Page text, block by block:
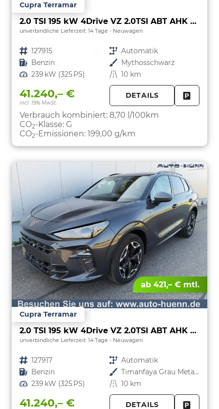
Cupra Terramar
2.0 TSI 195 kW 4Drive VZ 2.0TSI ABT AHK ACC el. Hk
unverbindliche Lieferzeit: 14 Tage Neuwagen
Fahrzeugnr. 127915 Getriebe Automatik
Kraftstoff Benzin Außenfarbe Mythosschwarz
Leistung 239 kW (325 PS) Kilometerstand 10 km
41.240,– €
incl. 19% MwSt.
DETAILS
Verbrauch kombiniert: 8,70 l/100km
CO2-Klasse: G
CO2-Emissionen: 199,00 g/km
ab 421,– € mtl.
Cupra Terramar
2.0 TSI 195 kW 4Drive VZ 2.0TSI ABT AHK ACC el. Hk
unverbindliche Lieferzeit: 14 Tage Neuwagen
Fahrzeugnr. 127917 Getriebe Automatik
Kraftstoff Benzin Außenfarbe
Timanfaya Grau Metallic
Leistung 239 kW (325 PS) Kilometerstand 10 km
41.240,– € DETAILS